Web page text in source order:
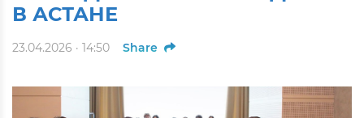
В АСТАНЕ
23.04.2026 · 14:50 Share